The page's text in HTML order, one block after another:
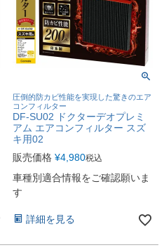
圧倒的防カビ性能を実現した驚きのエア
コンフィルター
DF-SU02 ドクターデオプレミ
アム エアコンフィルター スズ
キ用02
販売価格 ¥4,980税込
車種別適合情報をご確認願いま
す
詳細を見る